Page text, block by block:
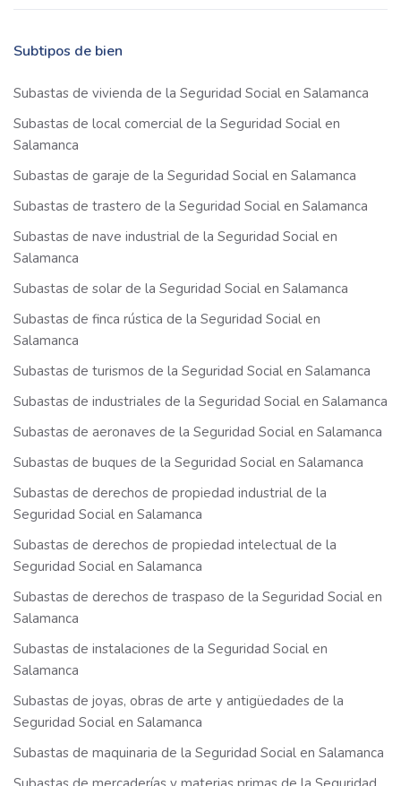
Subtipos de bien
Subastas de vivienda de la Seguridad Social en Salamanca
Subastas de local comercial de la Seguridad Social en
Salamanca
Subastas de garaje de la Seguridad Social en Salamanca
Subastas de trastero de la Seguridad Social en Salamanca
Subastas de nave industrial de la Seguridad Social en
Salamanca
Subastas de solar de la Seguridad Social en Salamanca
Subastas de finca rústica de la Seguridad Social en
Salamanca
Subastas de turismos de la Seguridad Social en Salamanca
Subastas de industriales de la Seguridad Social en Salamanca
Subastas de aeronaves de la Seguridad Social en Salamanca
Subastas de buques de la Seguridad Social en Salamanca
Subastas de derechos de propiedad industrial de la
Seguridad Social en Salamanca
Subastas de derechos de propiedad intelectual de la
Seguridad Social en Salamanca
Subastas de derechos de traspaso de la Seguridad Social en
Salamanca
Subastas de instalaciones de la Seguridad Social en
Salamanca
Subastas de joyas, obras de arte y antigüedades de la
Seguridad Social en Salamanca
Subastas de maquinaria de la Seguridad Social en Salamanca